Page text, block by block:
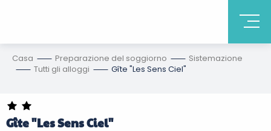
Casa Preparazione del soggiorno
Sistemazione
Tutti gli alloggi
Gîte "Les Sens Ciel"
Gîte "Les Sens Ciel"